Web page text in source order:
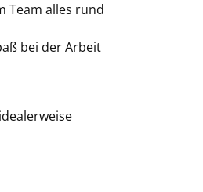
Team alles rund
bei der Arbeit